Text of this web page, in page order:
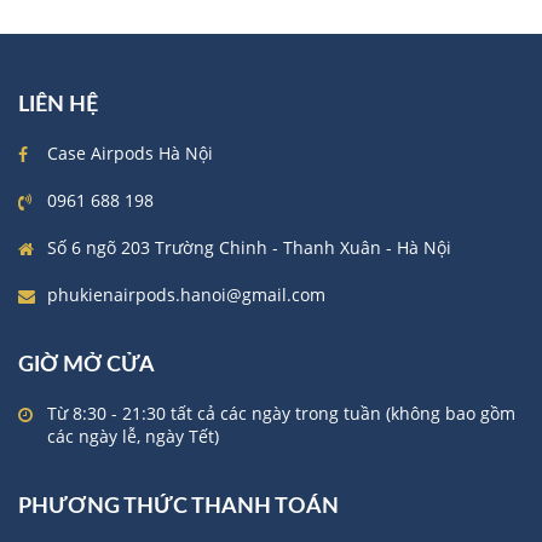
LIÊN HỆ
Case Airpods Hà Nội
0961 688 198
Số 6 ngõ 203 Trường Chinh - Thanh Xuân - Hà Nội
phukienairpods.hanoi@gmail.com
GIỜ MỞ CỬA
Từ 8:30 - 21:30 tất cả các ngày trong tuần (không bao gồm
các ngày lễ, ngày Tết)
PHƯƠNG THỨC THANH TOÁN